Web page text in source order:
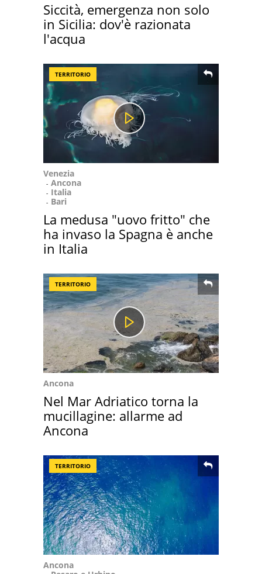
Siccità, emergenza non solo
in Sicilia: dov'è razionata
l'acqua
TERRITORIO
Venezia
Ancona
Italia
Bari
La medusa "uovo fritto" che
ha invaso la Spagna è anche
in Italia
TERRITORIO
Ancona
Nel Mar Adriatico torna la
mucillagine: allarme ad
Ancona
TERRITORIO
Ancona